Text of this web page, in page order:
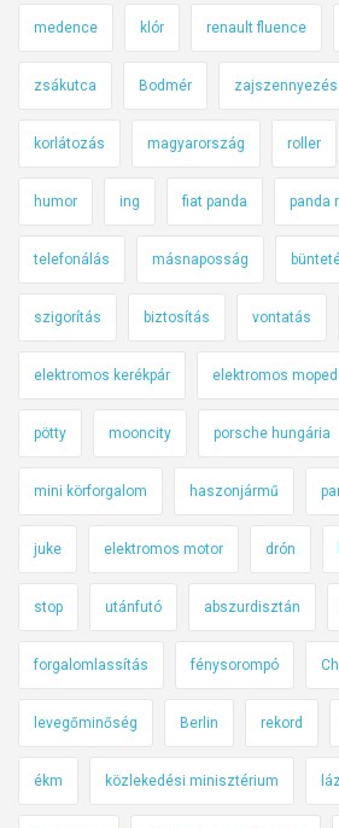
medence klór renault fluence
zsákutca Bodmér zajszennyezés
korlátozás magyarország roller
humor ing fiat panda panda
telefonálás másnaposság
szigorítás biztosítás vontatás
elektromos kerékpár elektromos moped
pötty mooncity porsche hungária
mini körforgalom haszonjármű
juke elektromos motor drón
stop utánfutó abszurdisztán
forgalomlassítás fénysorompó
levegőminőség Berlin rekord
ékm közlekedési minisztérium